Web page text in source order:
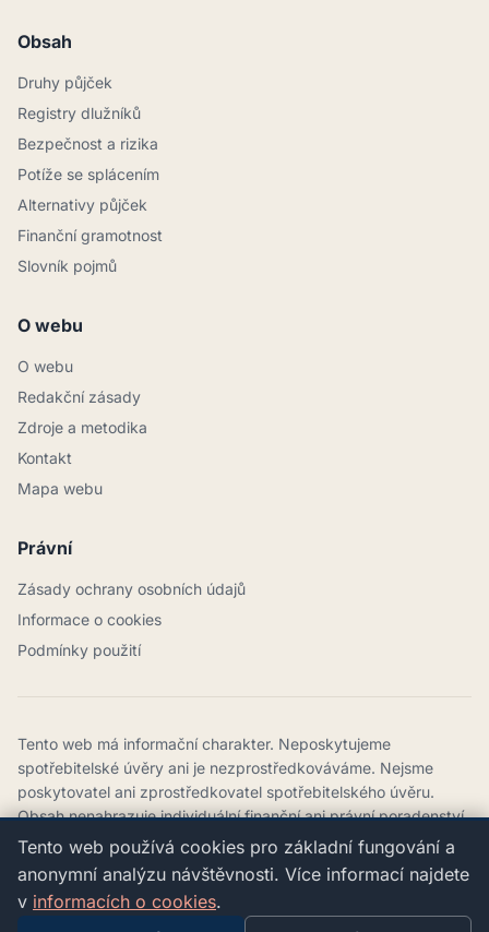
Obsah
Druhy půjček
Registry dlužníků
Bezpečnost a rizika
Potíže se splácením
Alternativy půjček
Finanční gramotnost
Slovník pojmů
O webu
O webu
Redakční zásady
Zdroje a metodika
Kontakt
Mapa webu
Právní
Zásady ochrany osobních údajů
Informace o cookies
Podmínky použití
Tento web má informační charakter. Neposkytujeme
spotřebitelské úvěry ani je nezprostředkováváme. Nejsme
poskytovatel ani zprostředkovatel spotřebitelského úvěru.
Obsah nenahrazuje individuální finanční ani právní poradenství.
©2026 SIALINI, spol. s r.o.
Komenského 3143/32, 747 21 Kravaře
IČO: 27807959 · DIČ: CZ27807959
Tento web používá cookies pro základní fungování a
anonymní analýzu návštěvnosti. Více informací najdete
v informacích o cookies.